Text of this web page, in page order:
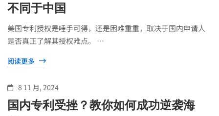
不同于中国
美国专利授权是唾手可得，还是困难重重，取决于国内申请人
是否真正了解其授权难点。 …
阅读更多
8 11 月, 2024
国内专利受挫？教你如何成功逆袭海